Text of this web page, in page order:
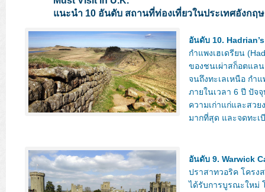
แนะนำ 10 อันดับ สถานที่ท่องเที่ยวในประเทศอังกฤษ
อันดับ 10.
กำแพงเฮเดรียน
ของชนเผ่าสก็อตแล
จนถึงทะเลเหนือ กำ
ภายในเวลา 6 ปี ปัจ
ความเก่าแก่และสวย
มากที่สุด และจดทะเ
อันดับ 9. Warwick
ปราสาทวอริค โครง
ได้รับการบูรณะใหม่